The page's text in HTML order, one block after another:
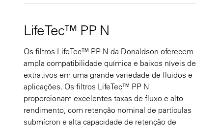
LifeTec™ PP N
Os filtros LifeTec™ PP N da Donaldson oferecem
ampla compatibilidade química e baixos níveis de
extrativos em uma grande variedade de fluidos e
aplicações. Os filtros LifeTec™ PP N
proporcionam excelentes taxas de fluxo e alto
rendimento, com retenção nominal de partículas
submícron e alta capacidade de retenção de